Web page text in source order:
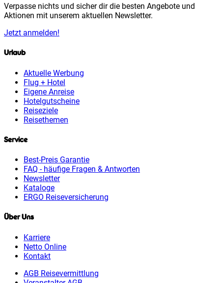
Verpasse nichts und sicher dir die besten Angebote und
Aktionen mit unserem aktuellen Newsletter.
Jetzt anmelden!
Urlaub
Aktuelle Werbung
Flug + Hotel
Eigene Anreise
Hotelgutscheine
Reiseziele
Reisethemen
Service
Best-Preis Garantie
FAQ - häufige Fragen & Antworten
Newsletter
Kataloge
ERGO Reiseversicherung
Über Uns
Karriere
Netto Online
Kontakt
AGB Reisevermittlung